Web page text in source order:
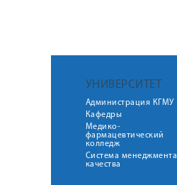
УНИВЕРСИТЕТ
Администрация КГМУ
Кафедры
Медико-
фармацевтический
колледж
Система менеджмента
качества